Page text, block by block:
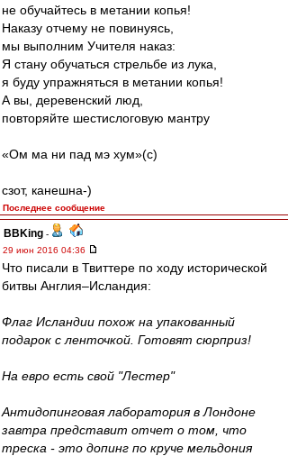
не обучайтесь в метании копья!
Наказу отчему не повинуясь,
мы выполним Учителя наказ:
Я стану обучаться стрельбе из лука,
я буду упражняться в метании копья!
А вы, деревенский люд,
повторяйте шестислоговую мантру
«Ом ма ни пад мэ хум»(c)
сзoт, кaнешнa-)
Последнее сообщение
BBKing -
29 июн 2016 04:36
Что писали в Твиттере по ходу исторической
битвы Англия–Исландия:
Флаг Исландии похож на упакованный
подарок с ленточкой. Готовят сюрприз!
На евро есть свой "Лестер"
Антидопинговая лаборатория в Лондоне
завтра представит отчет о том, что
треска - это допинг по круче мельдония